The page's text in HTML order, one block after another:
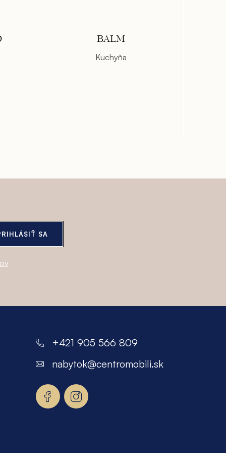
BALM
Kuchyňa
SA
+421 905 566 809
nabytok@centromobili.sk